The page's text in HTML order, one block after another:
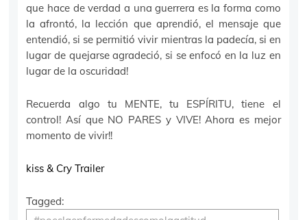
que hace de verdad a una guerrera es la forma como
la afrontó, la lección que aprendió, el mensaje que
entendió, si se permitió vivir mientras la padecía, si en
lugar de quejarse agradeció, si se enfocó en la luz en
lugar de la oscuridad!
Recuerda algo tu MENTE, tu ESPÍRITU, tiene el
control! Así que NO PARES y VIVE! Ahora es mejor
momento de vivir!!
kiss & Cry Trailer
Tagged: